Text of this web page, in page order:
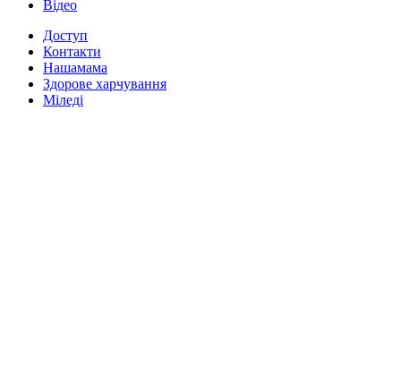
Відео
Доступ
Контакти
Нашамама
Здорове харчування
Міледі